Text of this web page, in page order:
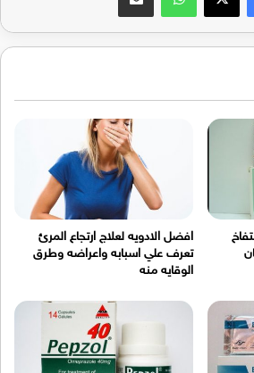
افضل الادويه لعلاج ارتجاع المرئ
تعرف علي اسبابه واعراضه وطرق
الوقايه منه